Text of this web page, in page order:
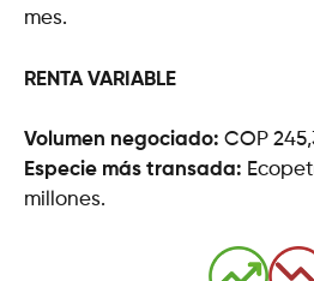
mes.
RENTA VARIABLE
Volumen negociado: COP
Especie más transada:
millones.